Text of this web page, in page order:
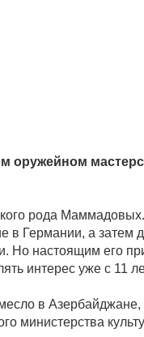
оружейном
рода
в Германии, а затем
Но настоящим его
интерес уже с 11
в Азербайджане,
министерства